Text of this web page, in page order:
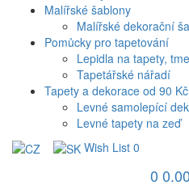
Malířské šablony
Malířské dekorační
Pomůcky pro tapetování
Lepidla na tapety,
Tapetářské nářadí
Tapety a dekorace od 90 Kč
Levné samolepící
Levné tapety na zeď
Wish List 0
0